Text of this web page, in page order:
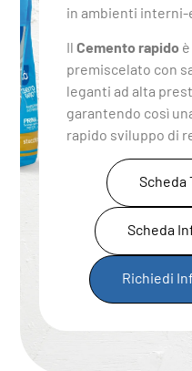
in ambienti interni-
Il Cemento rapidoè
premiscelato con
leganti ad alta
garantendo così
rapido sviluppo di
Scheda
Scheda
Richiedi